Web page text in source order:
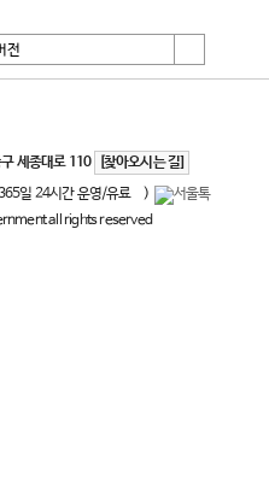
전
세종대로 110
[찾아오시는 길]
일 24시간 운영/유료
)
all rights reserved